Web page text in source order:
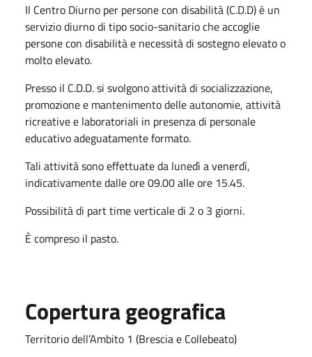
Il Centro Diurno per persone con disabilità (C.D.D) è un
servizio diurno di tipo socio-sanitario che accoglie
persone con disabilità e necessità di sostegno elevato o
molto elevato.
Presso il C.D.D. si svolgono attività di socializzazione,
promozione e mantenimento delle autonomie, attività
ricreative e laboratoriali in presenza di personale
educativo adeguatamente formato.
Tali attività sono effettuate da lunedì a venerdì,
indicativamente dalle ore 09.00 alle ore 15.45.
Possibilità di part time verticale di 2 o 3 giorni.
È compreso il pasto.
Copertura geografica
Territorio dell’Ambito 1 (Brescia e Collebeato)